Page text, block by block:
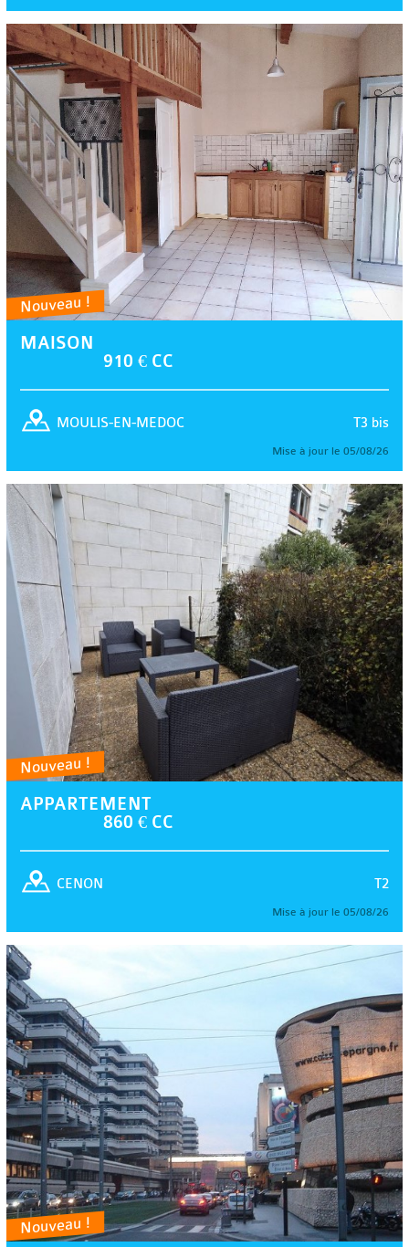
Nouveau !
MAISON
910 € CC
T3 bis
MOULIS-EN-MEDOC
Mise à jour le 05/08/26
Nouveau !
APPARTEMENT
860 € CC
T2
CENON
Mise à jour le 05/08/26
Nouveau !